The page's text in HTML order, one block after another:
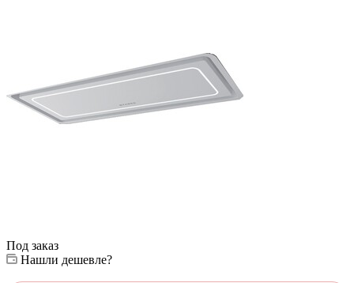
Под заказ
Нашли дешевле?